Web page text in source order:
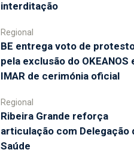
interditação
Regional
BE entrega voto de
pela exclusão do OKEANOS
IMAR de cerimónia oficial
Regional
Ribeira Grande reforça
articulação com Delegação
Saúde